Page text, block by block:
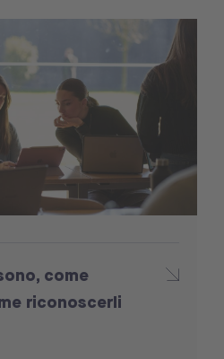
come
riconoscerli